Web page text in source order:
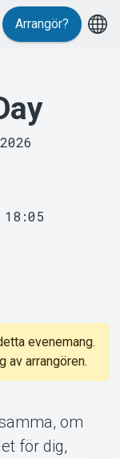
Arrangör?
evenemang.
av arrangören.
om
för dig,